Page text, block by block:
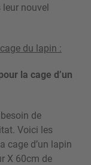
leur nouvel
du lapin :
la cage d’un
de
Voici les
cage d’un lapin
X 60cm de